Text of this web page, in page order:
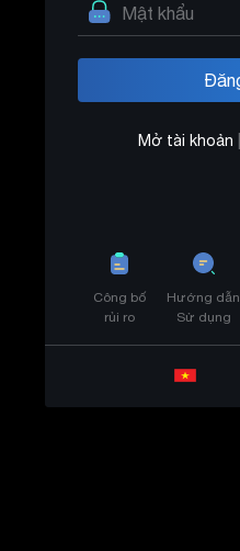
Mở tài khoản
Công bố
rủi ro
Hướng dẫn
Sử dụng